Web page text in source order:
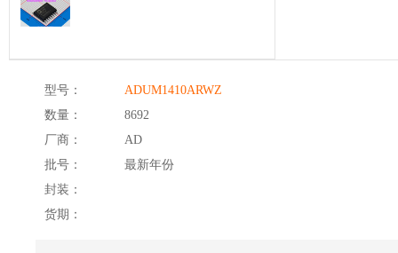
型号：
ADUM1410ARWZ
数量：
8692
厂商：
AD
批号：
最新年份
封装：
货期：